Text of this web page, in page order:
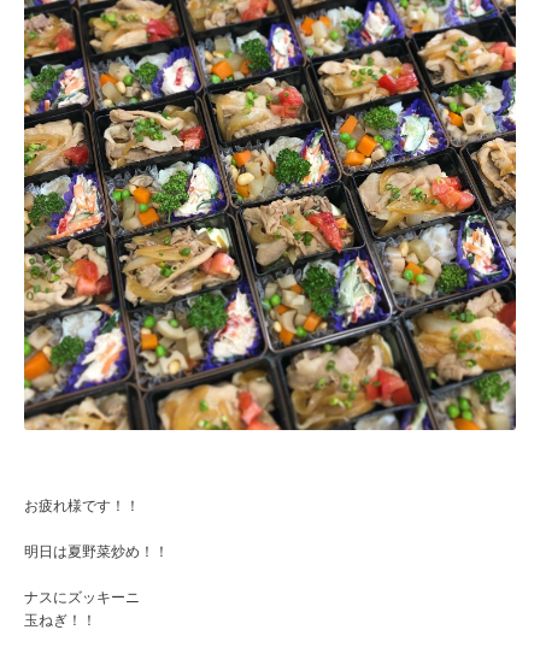
お疲れ様です！！
明日は夏野菜炒め！！
ナスにズッキーニ
玉ねぎ！！